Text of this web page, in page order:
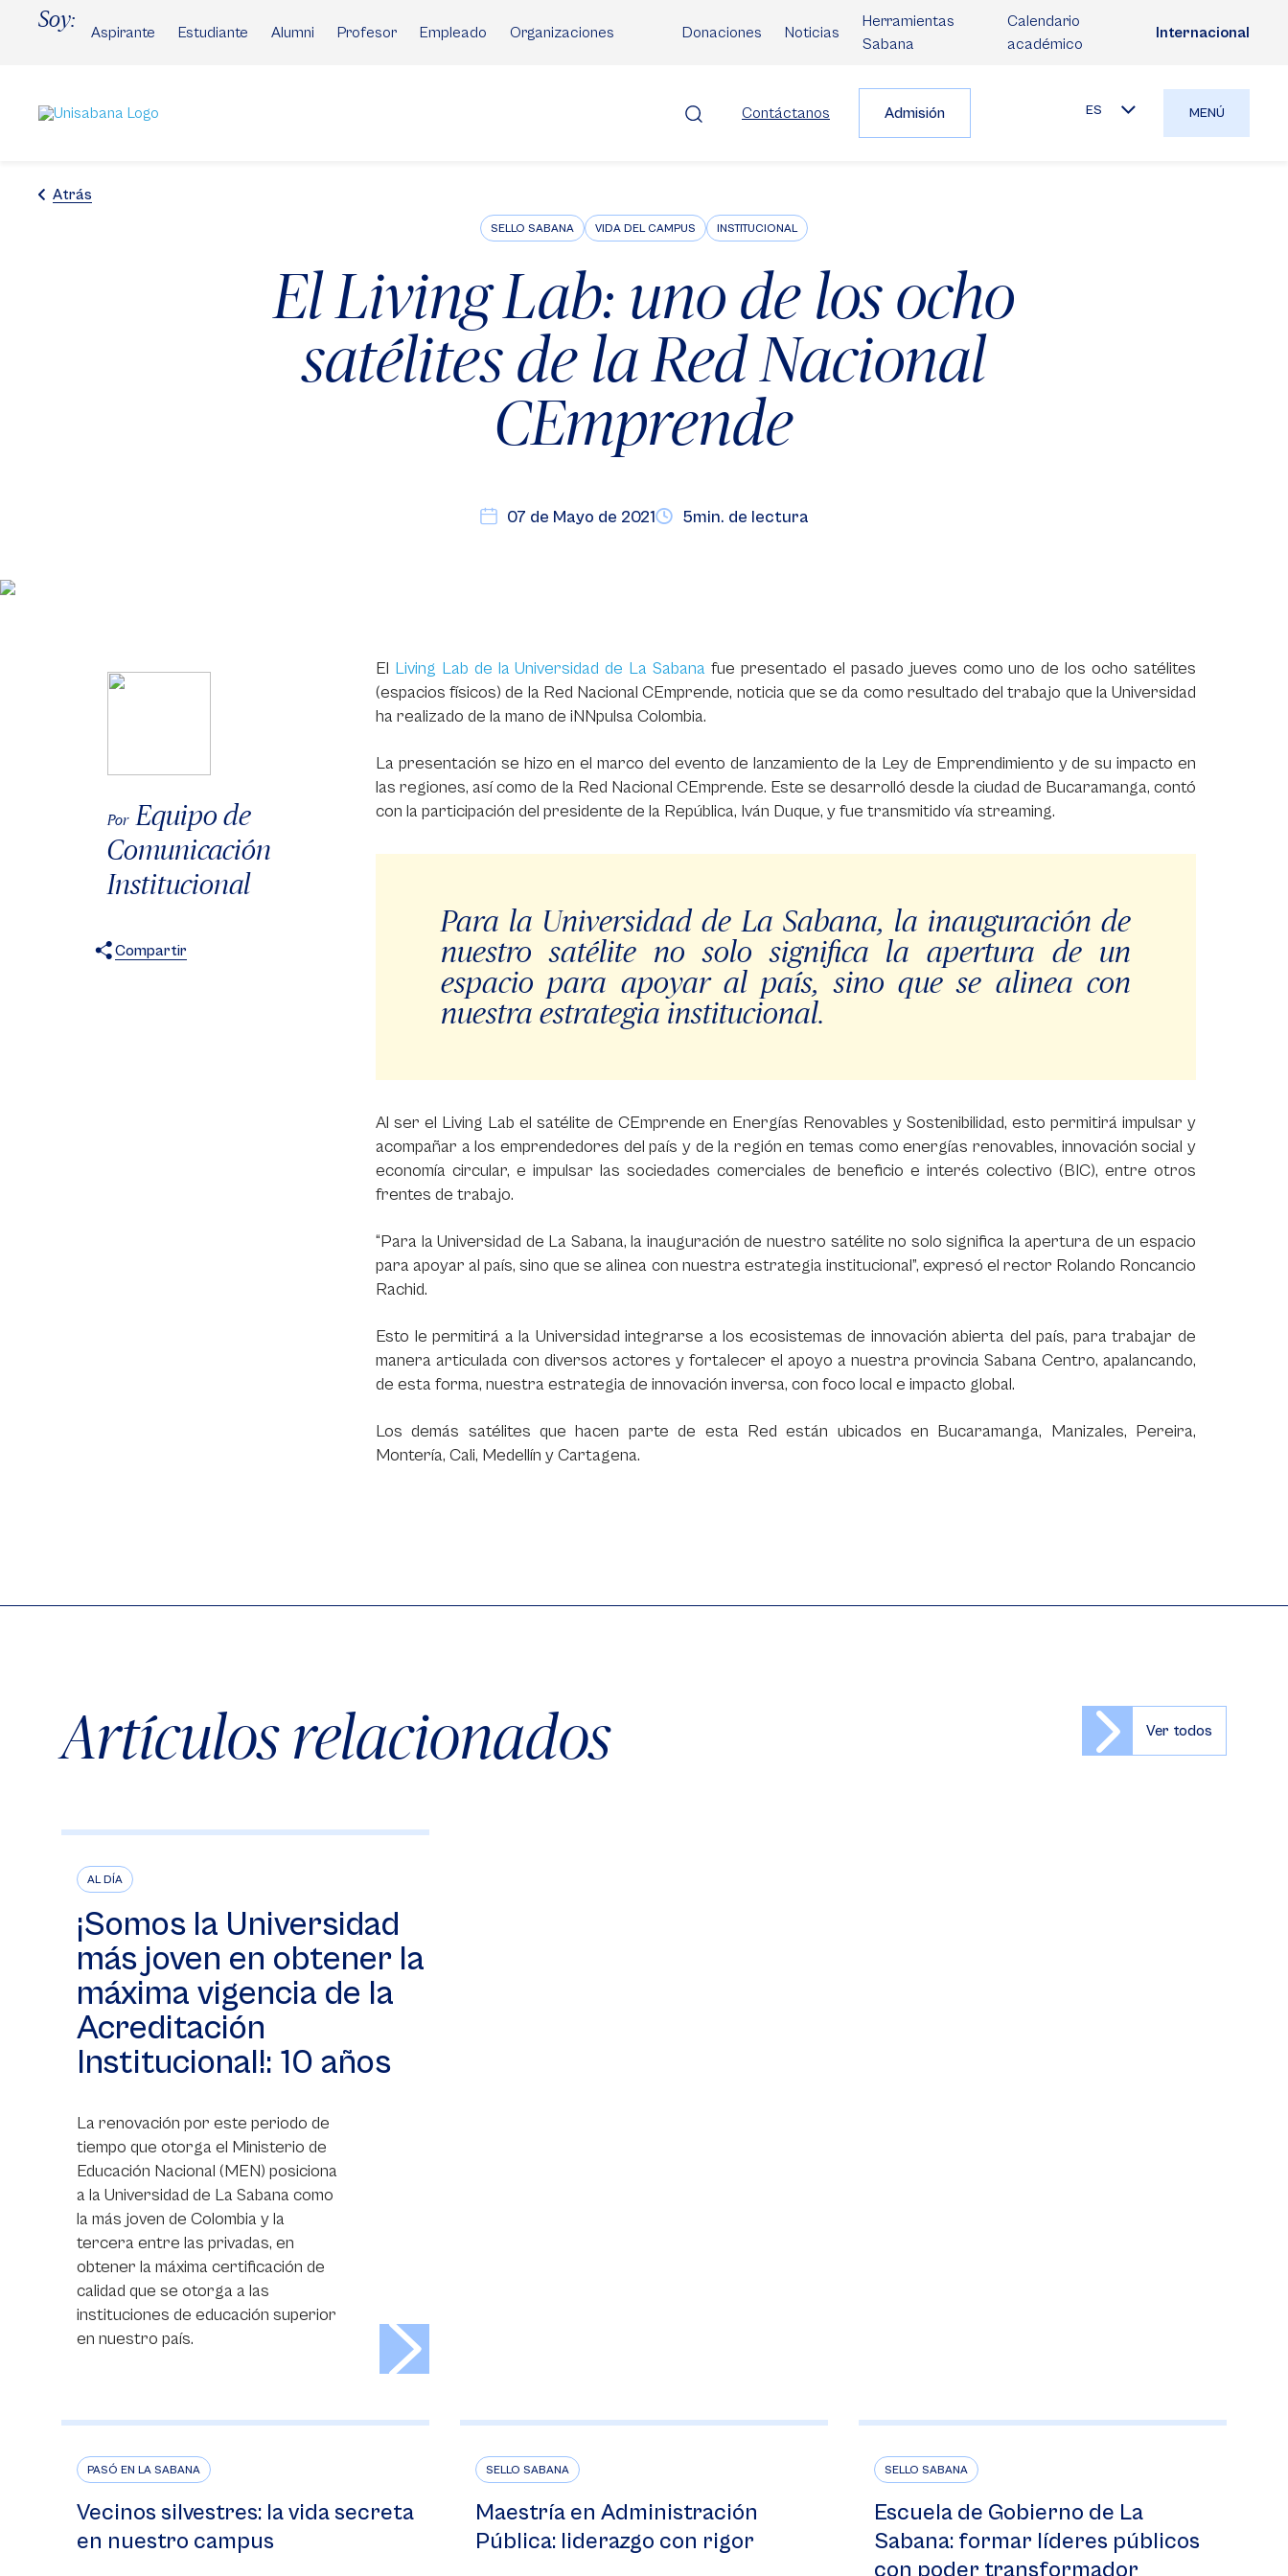
Soy:
Aspirante Estudiante Alumni Profesor Empleado Organizaciones Donaciones Noticias
Herramientas
Sabana
Calendario
académico
Internacional
Contáctanos Admisión ES MENÚ
Atrás
SELLO SABANA VIDA DEL CAMPUS INSTITUCIONAL
El Living Lab: uno de los ocho
satélites de la Red Nacional
CEmprende
07 de Mayo de 2021 5min. de lectura
Por Equipo de
Comunicación
Institucional
Compartir
El Living Lab de la Universidad de La Sabana fue presentado el pasado jueves como uno de los ocho satélites
(espacios físicos) de la Red Nacional CEmprende, noticia que se da como resultado del trabajo que la Universidad
ha realizado de la mano de iNNpulsa Colombia.
La presentación se hizo en el marco del evento de lanzamiento de la Ley de Emprendimiento y de su impacto en
las regiones, así como de la Red Nacional CEmprende. Este se desarrolló desde la ciudad de Bucaramanga, contó
con la participación del presidente de la República, Iván Duque, y fue transmitido vía streaming.
Para la Universidad de La Sabana, la inauguración de
nuestro satélite no solo significa la apertura de un
espacio para apoyar al país, sino que se alinea con
nuestra estrategia institucional.
Al ser el Living Lab el satélite de CEmprende en Energías Renovables y Sostenibilidad, esto permitirá impulsar y
acompañar a los emprendedores del país y de la región en temas como energías renovables, innovación social y
economía circular, e impulsar las sociedades comerciales de beneficio e interés colectivo (BIC), entre otros
frentes de trabajo.
“Para la Universidad de La Sabana, la inauguración de nuestro satélite no solo significa la apertura de un espacio
para apoyar al país, sino que se alinea con nuestra estrategia institucional”, expresó el rector Rolando Roncancio
Rachid.
Esto le permitirá a la Universidad integrarse a los ecosistemas de innovación abierta del país, para trabajar de
manera articulada con diversos actores y fortalecer el apoyo a nuestra provincia Sabana Centro, apalancando,
de esta forma, nuestra estrategia de innovación inversa, con foco local e impacto global.
Los demás satélites que hacen parte de esta Red están ubicados en Bucaramanga, Manizales, Pereira,
Montería, Cali, Medellín y Cartagena.
Artículos relacionados Ver todos
AL DÍA
¡Somos la Universidad
más joven en obtener la
máxima vigencia de la
Acreditación
Institucional!: 10 años
La renovación por este periodo de
tiempo que otorga el Ministerio de
Educación Nacional (MEN) posiciona
a la Universidad de La Sabana como
la más joven de Colombia y la
tercera entre las privadas, en
obtener la máxima certificación de
calidad que se otorga a las
instituciones de educación superior
en nuestro país.
PASÓ EN LA SABANA
Vecinos silvestres: la vida secreta
en nuestro campus
SELLO SABANA
Maestría en Administración
Pública: liderazgo con rigor
SELLO SABANA
Escuela de Gobierno de La
Sabana: formar líderes públicos
con poder transformador